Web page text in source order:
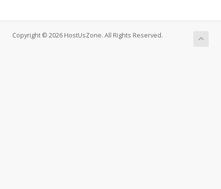
Copyright © 2026 HostUsZone. All Rights Reserved.